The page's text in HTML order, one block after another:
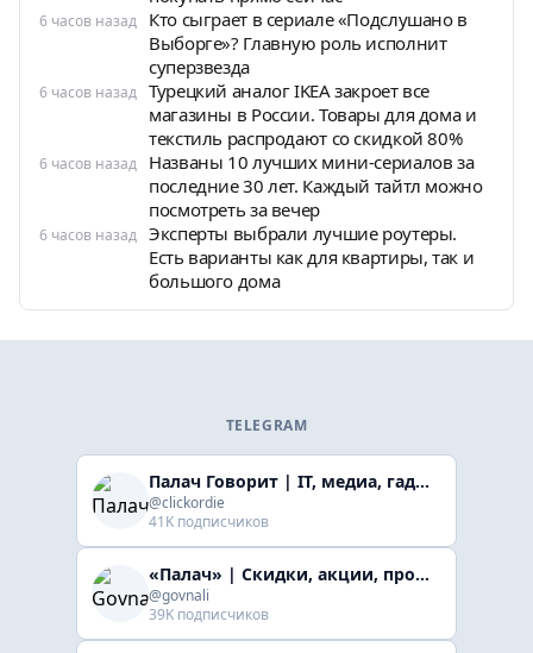
6 часов назад
Кто сыграет в сериале «Подслушано в
Выборге»? Главную роль исполнит
суперзвезда
6 часов назад Турецкий аналог IKEA закроет все
магазины в России. Товары для дома и
текстиль распродают со скидкой 80%
6 часов назад
Названы 10 лучших мини-сериалов за
последние 30 лет. Каждый тайтл можно
посмотреть за вечер
6 часов назад Эксперты выбрали лучшие роутеры.
Есть варианты как для квартиры, так и
большого дома
TELEGRAM
Палач Говорит | IT, медиа, гaджеты, скидки
@clickordie
41K подписчиков
«Палач» | Скидки, акции, промокоды
@govnali
39K подписчиков